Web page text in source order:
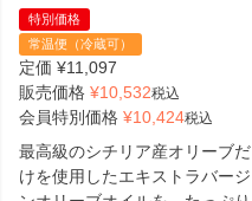
特別価格
常温便（冷蔵可）
定価 ¥11,097
販売価格 ¥10,532税込
会員特別価格 ¥10,424税込
最高級のシチリア産オリーブだ
けを使用したエキストラバージ